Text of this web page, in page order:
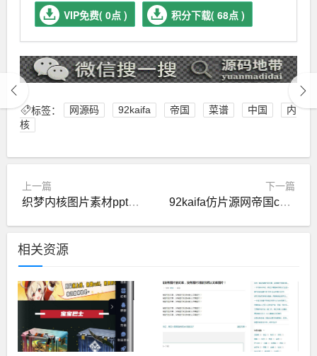
VIP免费( 0点 ) 积分下载( 68点 )
标签： 网源码 92kaifa 帝国 菜谱 中国
内
核
上一篇
织梦内核图片素材ppt资源交易网站下载站网站源码
下一篇
92kaifa仿片源网帝国cms内核源码
相关资源